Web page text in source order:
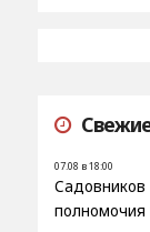
07.08 в 18:00
Садовников
полномочия